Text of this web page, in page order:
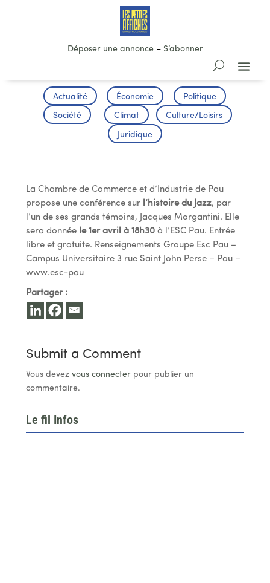
Déposer une annonce– S’abonner
Actualité Économie Politique
Société Climat Culture/Loisirs
Juridique
La Chambre de Commerce et d’Industrie de Pau
propose une conférence sur l’histoire du Jazz, par
l’un de ses grands témoins, Jacques Morgantini. Elle
sera donnée le 1er avril à 18h30 à l’ESC Pau. Entrée
libre et gratuite. Renseignements Groupe Esc Pau –
Campus Universitaire 3 rue Saint John Perse – Pau –
www.esc-pau
Partager :
Submit a Comment
Vous devez vous connecterpour publier un
commentaire.
Le fil Infos